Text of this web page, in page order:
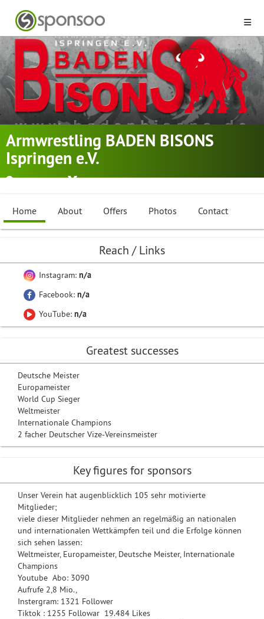
Armwrestling BADEN BISONS
Ispringen e.V.
Ispringen Arm Wrestling,Martial Arts
Home About Offers Photos Contact
Reach / Links
Instagram: n/a
Facebook: n/a
YouTube: n/a
Greatest successes
Deutsche Meister
Europameister
World Cup Sieger
Weltmeister
Internationale Champions
2 facher Deutscher Vize-Vereinsmeister
Key figures for sponsors
Unser Verein hat augenblicklich 105 sehr motivierte
Mitglieder;
viele dieser Mitglieder nehmen an regelmäßig an nationalen
und internationalen Wettkämpfen teil und die Erfolge können
sich sehen lassen:
Weltmeister, Europameister, Deutsche Meister, Internationale
Champions
Youtube Abo: 3090
Aufrufe 2,8 Mio.,
Instergram: 1321 Follower
Tiktok : 1255 Followar 19.484 Likes